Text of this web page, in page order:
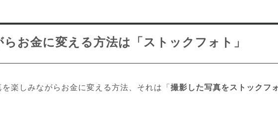
お金に変える方法は「ストックフォト」
楽しみながらお金に変える方法、それは「 撮影した写真をストックフ